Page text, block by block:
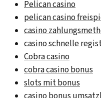
Pelican casino
pelican casino
casino
casino schnelle
Cobra casino
cobra casino bonus
slots mit bonus